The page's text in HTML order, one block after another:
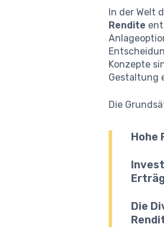
In der Welt
Rendite
Konzepte
Gestaltung
Die
Hohe
Die